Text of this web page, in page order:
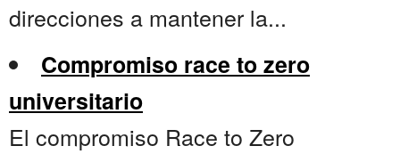
direcciones a mantener la...
Compromiso race to zero
universitario
El compromiso Race to Zero